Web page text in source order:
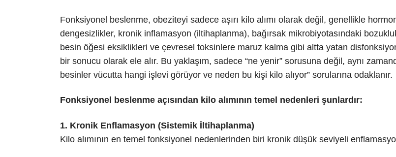
Fonksiyonel beslenme, obeziteyi sadece aşırı kilo alımı olarak değil, genellikle
dengesizlikler, kronik inflamasyon (iltihaplanma), bağırsak mikrobiyotasındaki
besin öğesi eksiklikleri ve çevresel toksinlere maruz kalma gibi altta yatan
bir sonucu olarak ele alır. Bu yaklaşım, sadece “ne yenir” sorusuna değil, aynı
besinler vücutta hangi işlevi görüyor ve neden bu kişi kilo alıyor” sorularına odaklanır.
Fonksiyonel beslenme açısından kilo alımının temel nedenleri şunlardır:
1. Kronik Enflamasyon (Sistemik İltihaplanma)
Kilo alımının en temel fonksiyonel nedenlerinden biri kronik düşük seviyeli